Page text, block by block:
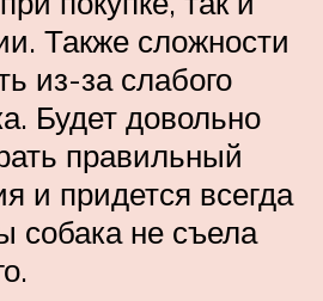
Также сложности
из-за слабого
Будет довольно
правильный
и придется всегда
собака не съела